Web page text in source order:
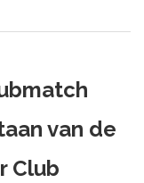
van de
Club